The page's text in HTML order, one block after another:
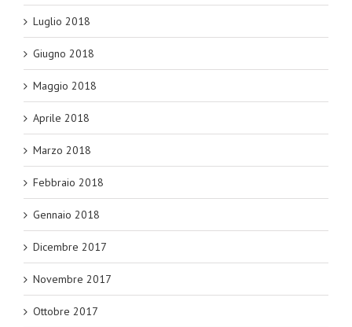
Luglio 2018
Giugno 2018
Maggio 2018
Aprile 2018
Marzo 2018
Febbraio 2018
Gennaio 2018
Dicembre 2017
Novembre 2017
Ottobre 2017